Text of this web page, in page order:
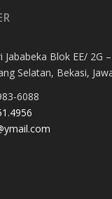
Blok EE/ 2G
Selatan, Bekasi,
6088